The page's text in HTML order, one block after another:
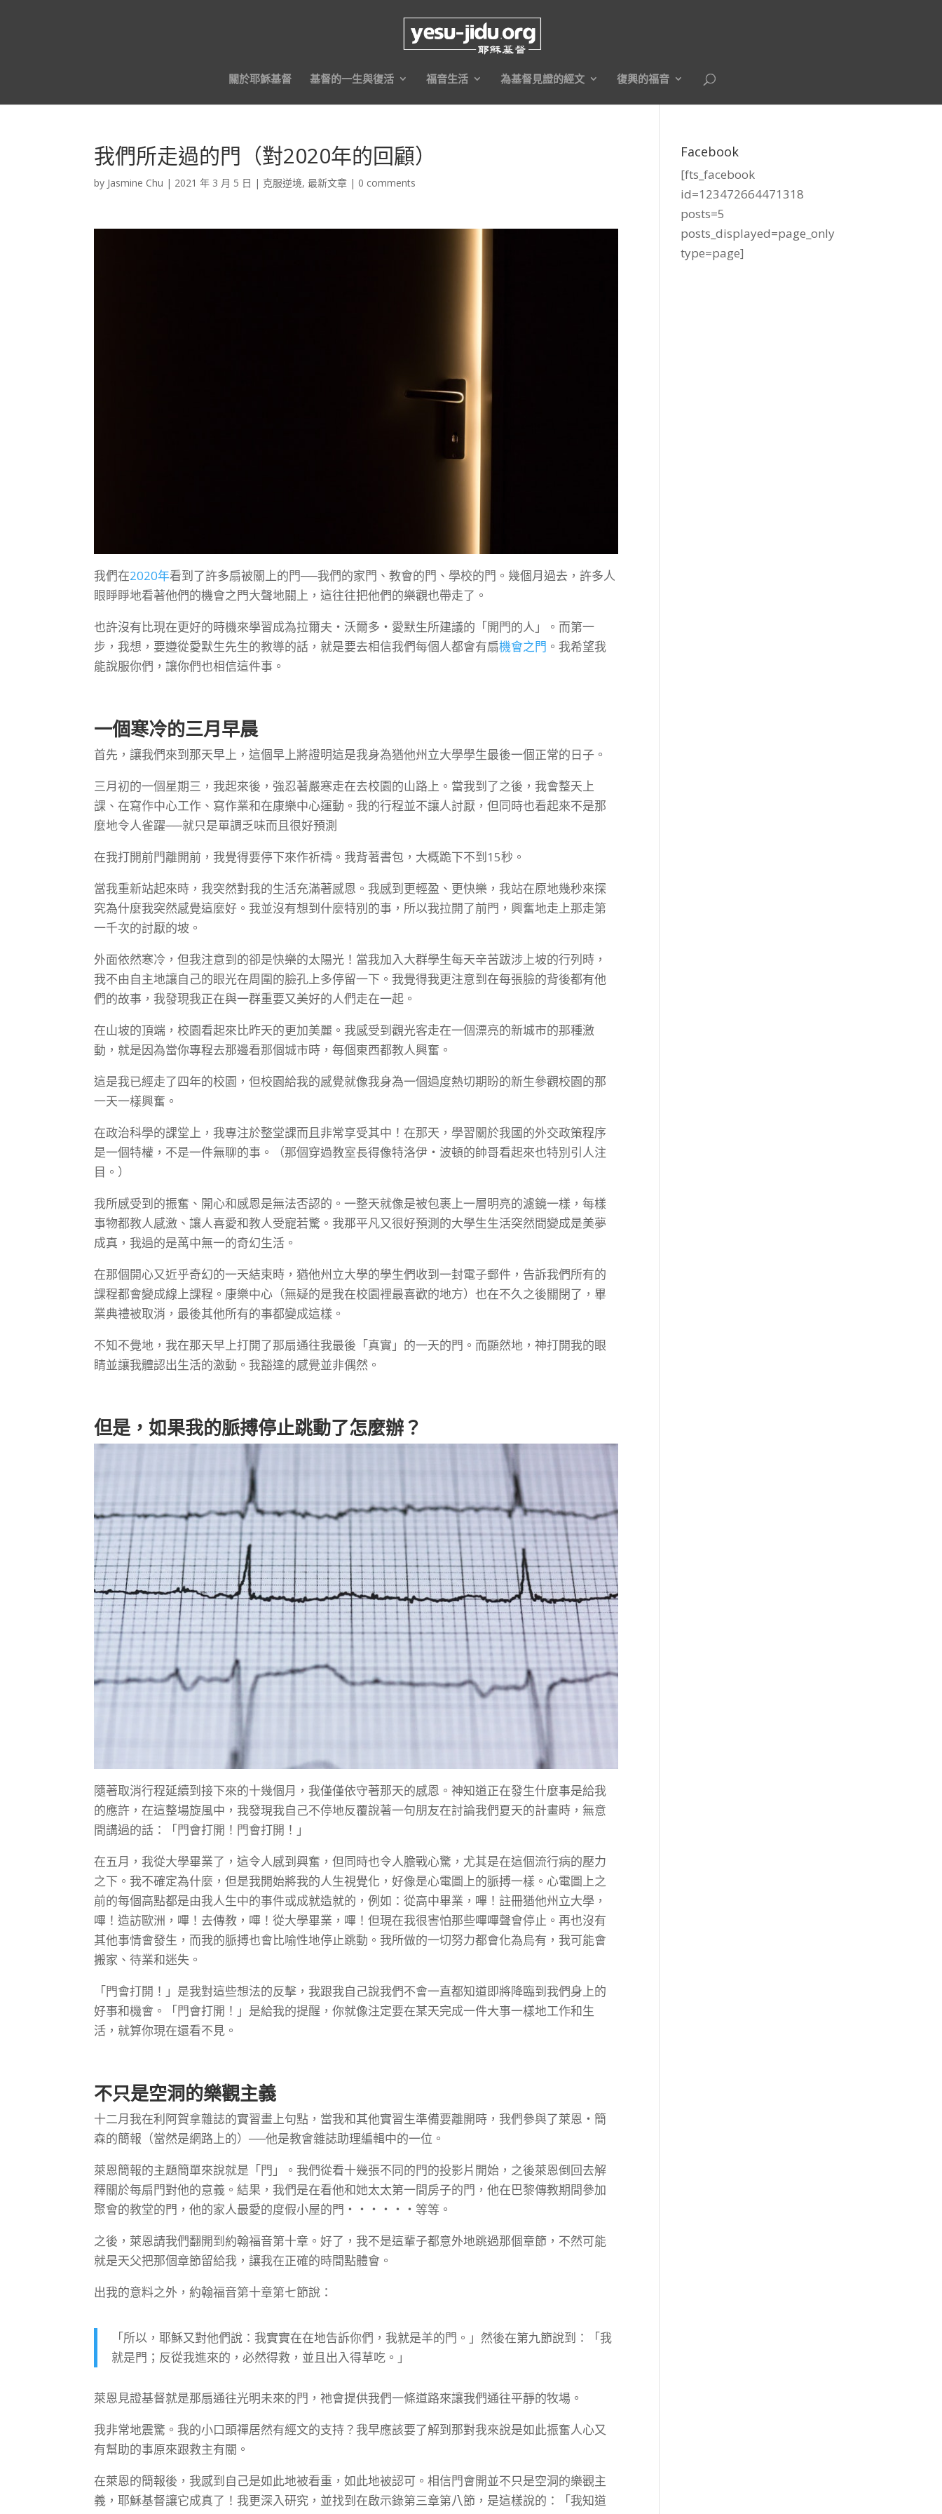
關於耶穌基督 基督的一生與復活 福音生活 為基督見證的經文 復興的福音
我們所走過的門（對2020年的回顧）
by Jasmine Chu | 2021 年 3 月 5 日 | 克服逆境,最新文章 | 0 comments
我們在2020年看到了許多扇被關上的門──我們的家門、教會的門、學校的門。幾個月過去，許多人
眼睜睜地看著他們的機會之門大聲地關上，這往往把他們的樂觀也帶走了。
也許沒有比現在更好的時機來學習成為拉爾夫・沃爾多・愛默生所建議的「開門的人」。而第一
步，我想，要遵從愛默生先生的教導的話，就是要去相信我們每個人都會有扇機會之門 。我希望我
能說服你們，讓你們也相信這件事。
一個寒冷的三月早晨
首先，讓我們來到那天早上，這個早上將證明這是我身為猶他州立大學學生最後一個正常的日子。
三月初的一個星期三，我起來後，強忍著嚴寒走在去校園的山路上。當我到了之後，我會整天上
課、在寫作中心工作、寫作業和在康樂中心運動。我的行程並不讓人討厭，但同時也看起來不是那
麼地令人雀躍──就只是單調乏味而且很好預測
在我打開前門離開前，我覺得要停下來作祈禱。我背著書包，大概跪下不到15秒。
當我重新站起來時，我突然對我的生活充滿著感恩。我感到更輕盈、更快樂，我站在原地幾秒來探
究為什麼我突然感覺這麼好。我並沒有想到什麼特別的事，所以我拉開了前門，興奮地走上那走第
一千次的討厭的坡。
外面依然寒冷，但我注意到的卻是快樂的太陽光！當我加入大群學生每天辛苦跋涉上坡的行列時，
我不由自主地讓自己的眼光在周圍的臉孔上多停留一下。我覺得我更注意到在每張臉的背後都有他
們的故事，我發現我正在與一群重要又美好的人們走在一起。
在山坡的頂端，校園看起來比昨天的更加美麗。我感受到觀光客走在一個漂亮的新城市的那種激
動，就是因為當你專程去那邊看那個城市時，每個東西都教人興奮。
這是我已經走了四年的校園，但校園給我的感覺就像我身為一個過度熱切期盼的新生參觀校園的那
一天一樣興奮。
在政治科學的課堂上，我專注於整堂課而且非常享受其中！在那天，學習關於我國的外交政策程序
是一個特權，不是一件無聊的事。（那個穿過教室長得像特洛伊・波頓的帥哥看起來也特別引人注
目。）
我所感受到的振奮、開心和感恩是無法否認的。一整天就像是被包裹上一層明亮的濾鏡一樣，每樣
事物都教人感激、讓人喜愛和教人受寵若驚。我那平凡又很好預測的大學生生活突然間變成是美夢
成真，我過的是萬中無一的奇幻生活。
在那個開心又近乎奇幻的一天結束時，猶他州立大學的學生們收到一封電子郵件，告訴我們所有的
課程都會變成線上課程。康樂中心（無疑的是我在校園裡最喜歡的地方）也在不久之後關閉了，畢
業典禮被取消，最後其他所有的事都變成這樣。
不知不覺地，我在那天早上打開了那扇通往我最後「真實」的一天的門。而顯然地，神打開我的眼
睛並讓我體認出生活的激動。我豁達的感覺並非偶然。
但是，如果我的脈搏停止跳動了怎麼辦？
隨著取消行程延續到接下來的十幾個月，我僅僅依守著那天的感恩。神知道正在發生什麼事是給我
的應許，在這整場旋風中，我發現我自己不停地反覆說著一句朋友在討論我們夏天的計畫時，無意
間講過的話：「門會打開！門會打開！」
在五月，我從大學畢業了，這令人感到興奮，但同時也令人膽戰心驚，尤其是在這個流行病的壓力
之下。我不確定為什麼，但是我開始將我的人生視覺化，好像是心電圖上的脈搏一樣。心電圖上之
前的每個高點都是由我人生中的事件或成就造就的，例如：從高中畢業，嗶！註冊猶他州立大學，
嗶！造訪歐洲，嗶！去傳教，嗶！從大學畢業，嗶！但現在我很害怕那些嗶嗶聲會停止。再也沒有
其他事情會發生，而我的脈搏也會比喻性地停止跳動。我所做的一切努力都會化為烏有，我可能會
搬家、待業和迷失。
「門會打開！」是我對這些想法的反擊，我跟我自己說我們不會一直都知道即將降臨到我們身上的
好事和機會。「門會打開！」是給我的提醒，你就像注定要在某天完成一件大事一樣地工作和生
活，就算你現在還看不見。
不只是空洞的樂觀主義
十二月我在利阿賀拿雜誌的實習畫上句點，當我和其他實習生準備要離開時，我們參與了萊恩・簡
森的簡報（當然是網路上的）──他是教會雜誌助理編輯中的一位。
萊恩簡報的主題簡單來說就是「門」。我們從看十幾張不同的門的投影片開始，之後萊恩倒回去解
釋關於每扇門對他的意義。結果，我們是在看他和她太太第一間房子的門，他在巴黎傳教期間參加
聚會的教堂的門，他的家人最愛的度假小屋的門‧‧‧‧‧‧等等。
之後，萊恩請我們翻開到約翰福音第十章。好了，我不是這輩子都意外地跳過那個章節，不然可能
就是天父把那個章節留給我，讓我在正確的時間點體會。
出我的意料之外，約翰福音第十章第七節說：
「所以，耶穌又對他們說：我實實在在地告訴你們，我就是羊的門。」然後在第九節說到：「我
就是門；反從我進來的，必然得救，並且出入得草吃。」
萊恩見證基督就是那扇通往光明未來的門，祂會提供我們一條道路來讓我們通往平靜的牧場。
我非常地震驚。我的小口頭禪居然有經文的支持？我早應該要了解到那對我來說是如此振奮人心又
有幫助的事原來跟救主有關。
在萊恩的簡報後，我感到自己是如此地被看重，如此地被認可。相信門會開並不只是空洞的樂觀主
義，耶穌基督讓它成真了！我更深入研究，並找到在啟示錄第三章第八節，是這樣說的：「我知道
Facebook
[fts_facebook
id=123472664471318
posts=5
posts_displayed=page_only
type=page]